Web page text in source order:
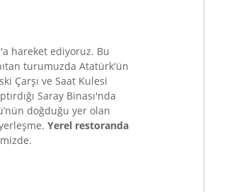
hareket ediyoruz. Bu
turumuzda Atatürk'ün
Çarşı ve Saat Kulesi
Saray Binası'nda
doğduğu yer olan
Yerel restoranda